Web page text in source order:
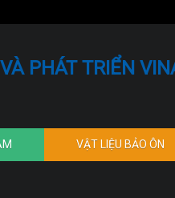
PHÁT TRIỂN
VẬT LIỆU BẢO ÔN